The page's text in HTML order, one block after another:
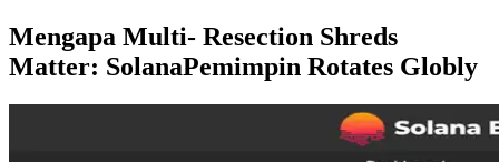
Mengapa Multi- Resection Shreds
Matter: SolanaPemimpin Rotates Globly